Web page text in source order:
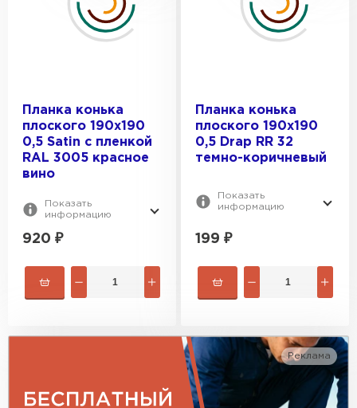
RAL 7024
RAL 6005
Velur
Drap
Полиэстер
Мокрый асфальт
Шоколад
Зеленый мох
Темно-коричневый
Планка конька
плоского 190х190
0,5 Satin с пленкой
RAL 3005 красное
вино
Показать
информацию
920 ₽
Планка конька
плоского 190х190
0,5 Drap RR 32
темно-коричневый
Показать
информацию
199 ₽
Реклама